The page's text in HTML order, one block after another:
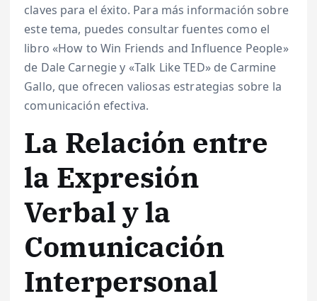
claves para el éxito. Para más información sobre
este tema, puedes consultar fuentes como el
libro «How to Win Friends and Influence People»
de Dale Carnegie y «Talk Like TED» de Carmine
Gallo, que ofrecen valiosas estrategias sobre la
comunicación efectiva.
La Relación entre
la Expresión
Verbal y la
Comunicación
Interpersonal